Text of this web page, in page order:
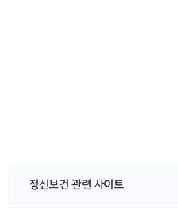
정신보건 관련 사이트